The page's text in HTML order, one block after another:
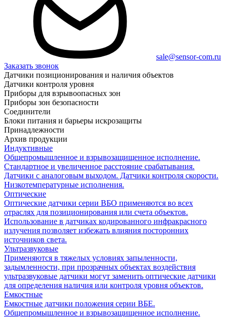
sale@sensor-com.ru
Заказать звонок
Датчики позиционирования и наличия объектов
Датчики контроля уровня
Приборы для взрывоопасных зон
Приборы зон безопасности
Соединители
Блоки питания и барьеры искрозащиты
Принадлежности
Архив продукции
Индуктивные
Общепромышленное и взрывозащищенное исполнение.
Стандартное и увеличенное расстояние срабатывания.
Датчики с аналоговым выходом. Датчики контроля скорости.
Низкотемпературные исполнения.
Оптические
Оптические датчики серии ВБО применяются во всех
отраслях для позиционирования или счета объектов.
Использование в датчиках кодированного инфракрасного
излучения позволяет избежать влияния посторонних
источников света.
Ультразвуковые
Применяются в тяжелых условиях запыленности,
задымленности, при прозрачных объектах воздействия
ультразвуковые датчики могут заменить оптические датчики
для определения наличия или контроля уровня объектов.
Емкостные
Емкостные датчики положения серии ВБЕ.
Общепромышленное и взрывозащищенное исполнение.